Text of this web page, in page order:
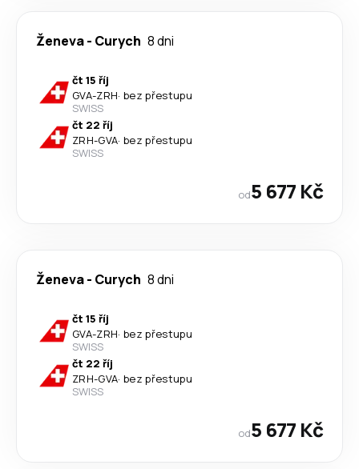
Ženeva- Curych 8 dni
čt 15 říj
GVA-ZRH· bez přestupu
SWISS
čt 22 říj
ZRH-GVA· bez přestupu
SWISS
od5 677 Kč
Ženeva- Curych 8 dni
čt 15 říj
GVA-ZRH· bez přestupu
SWISS
čt 22 říj
ZRH-GVA· bez přestupu
SWISS
od5 677 Kč